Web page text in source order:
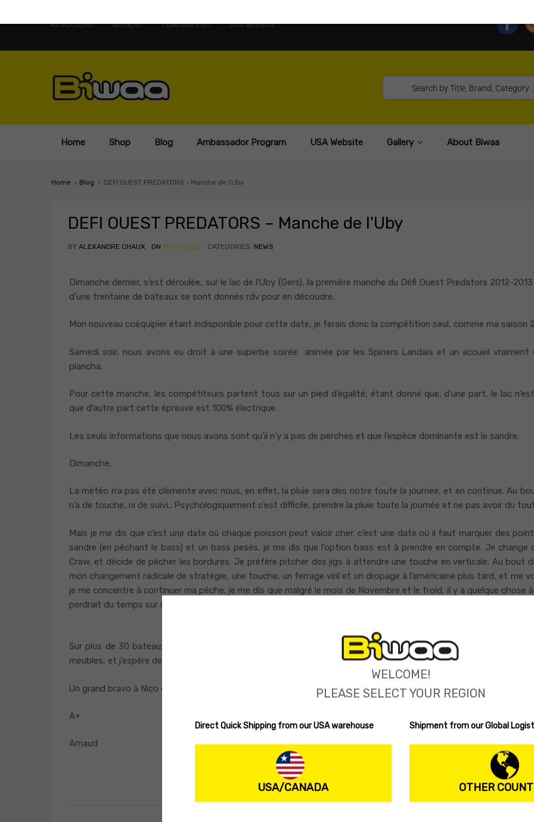
MY ACCOUNT WISHLIST COMPARE LIST USA WEBSITE
Home Shop Blog Ambassador Program USA Website Gallery About Biwaa
Home Blog DEFI OUEST PREDATORS – Manche de l'Uby
DEFI OUEST PREDATORS – Manche de l'Uby
BY ALEXANDRE CHAUX ON 11/06/2012 CATEGORIES: NEWS
Dimanche dernier, s’est déroulée, sur le lac de l’Uby (Gers), la première manche du Défi Ouest Predators 2012-
d’une trentaine de bateaux se sont donnés rdv pour en découdre.
Mon nouveau coéquipier étant indisponible pour cette date, je ferais donc la compétition seul, comme ma saison
Samedi soir, nous avons eu droit à une superbe soirée animée par les Spiners Landais et un accueil vraiment
plancha.
Pour cette manche, les compétiteurs partent tous sur un pied d’égalité, étant donné que, d’une part, le lac
que d’autre part cette épreuve est 100% électrique.
Les seuls informations que nous avons sont qu’il n’y a pas de perches et que l’espèce dominante est le sandre.
Dimanche.
La météo n’a pas été clémente avec nous, en effet, la pluie sera des notre toute la journée, et en continue. Au
n’a de touche, ni de suivi.. Psychologiquement c’est difficile, prendre la pluie toute la journée et ne pas avoir du
Mais je me dis que c’est une date où chaque poisson peut valoir cher, c’est une date où il faut marquer des
sandre (en pêchant le bass) et un bass pesés, je me dis que l’option bass est à prendre en compte. Je change
Craw, et décide de pêcher les bordures. Je préfère pitcher des jigs à attendre une touche en verticale. Au bout
mon changement radicale de stratégie, une touche, un ferrage viril et un dropage à l’américaine plus tard, et me
je me concentre à continuer ma pêche, je me dis que malgré le mois de Novembre et le froid, il y a quelque chose
perdrait du temps sur un brochet d’une quarantaine de centimètres. Je rentre à le pesée avec donc ce petit bass
Sur plus de 30 bateaux, seuls 8 équipages ont réussi à prendre quelque chose. Je me classe 6 ème, c’est
meubles, et j’espère de tout coeur que nous allons faire bien mieux à Mimizan en Janvier prochain.
Un grand bravo à Nico et Thias qui remporte cette épreuve avec un gros sandre de plus de 4 kg, et merci à
A+
Arnaud
WELCOME!
PLEASE SELECT YOUR REGION
Direct Quick Shipping from our USA warehouse
USA/CANADA
Shipment from our Global
OTHER